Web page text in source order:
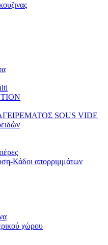
SOUS VIDE
Κάδοι απορριμμάτων
χώρου